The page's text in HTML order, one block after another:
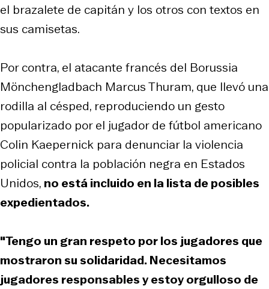
el brazalete de capitán y los otros con textos en
sus camisetas.
Por contra, el atacante francés del Borussia
Mönchengladbach Marcus Thuram, que llevó una
rodilla al césped, reproduciendo un gesto
popularizado por el jugador de fútbol americano
Colin Kaepernick para denunciar la violencia
policial contra la población negra en Estados
Unidos, no está incluido en la lista de posibles
expedientados.
"Tengo un gran respeto por los jugadores que
mostraron su solidaridad. Necesitamos
jugadores responsables y estoy orgulloso de